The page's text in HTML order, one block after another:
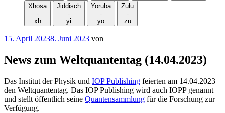
Xhosa
-
xh
Jiddisch
-
yi
Yoruba
-
yo
Zulu
-
zu
Veröffentlicht
15. April 20238. Juni 2023 von
News zum Weltquantentag (14.04.2023)
Das Institut der Physik und IOP Publishing feierten am 14.04.2023
den Weltquantentag. Das IOP Publishing wird auch IOPP genannt
und stellt öffentlich seine Quantensammlung für die Forschung zur
Verfügung.